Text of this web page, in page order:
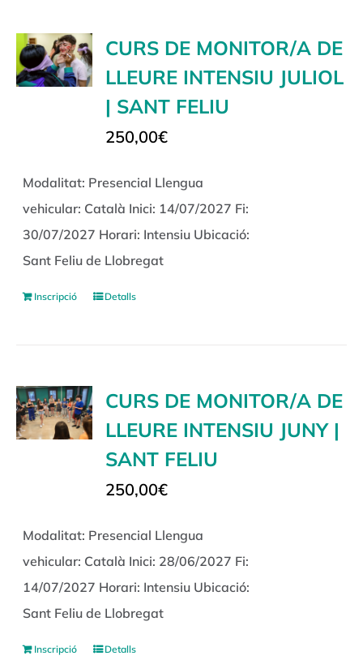
CURS DE MONITOR/A DE
LLEURE INTENSIU JULIOL
| SANT FELIU
250,00€
Modalitat: Presencial Llengua
vehicular: Català Inici: 14/07/2027 Fi:
30/07/2027 Horari: Intensiu Ubicació:
Sant Feliu de Llobregat
Inscripció Detalls
CURS DE MONITOR/A DE
LLEURE INTENSIU JUNY |
SANT FELIU
250,00€
Modalitat: Presencial Llengua
vehicular: Català Inici: 28/06/2027 Fi:
14/07/2027 Horari: Intensiu Ubicació:
Sant Feliu de Llobregat
Inscripció Detalls